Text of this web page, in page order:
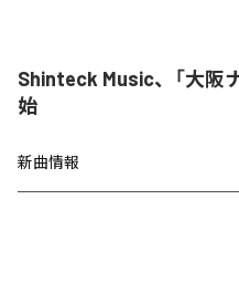
Shinteck Music、「大阪
始
新曲情報